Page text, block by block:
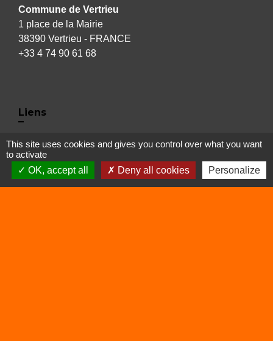
Commune de Vertrieu
1 place de la Mairie
38390 Vertrieu - FRANCE
+33 4 74 90 61 68
Liens
Déchetterie
Viarhôna
This site uses cookies and gives you control over what you want
to activate
OK, accept all
Deny all cookies Personalize